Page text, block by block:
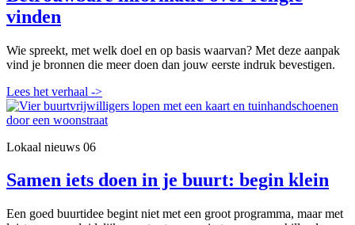
vinden
Wie spreekt, met welk doel en op basis waarvan? Met deze aanpak
vind je bronnen die meer doen dan jouw eerste indruk bevestigen.
Lees het verhaal ->
Lokaal nieuws 06
Samen iets doen in je buurt: begin klein
Een goed buurtidee begint niet met een groot programma, maar met